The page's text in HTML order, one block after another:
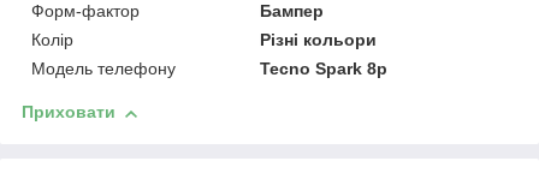
Форм-фактор
Бампер
Колір
Різні кольори
Модель телефону
Tecno Spark 8p
Приховати